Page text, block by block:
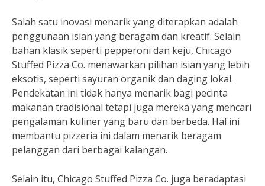
Salah satu inovasi menarik yang diterapkan adalah
penggunaan isian yang beragam dan kreatif. Selain
bahan klasik seperti pepperoni dan keju, Chicago
Stuffed Pizza Co. menawarkan pilihan isian yang lebih
eksotis, seperti sayuran organik dan daging lokal.
Pendekatan ini tidak hanya menarik bagi pecinta
makanan tradisional tetapi juga mereka yang mencari
pengalaman kuliner yang baru dan berbeda. Hal ini
membantu pizzeria ini dalam menarik beragam
pelanggan dari berbagai kalangan.
Selain itu, Chicago Stuffed Pizza Co. juga beradaptasi